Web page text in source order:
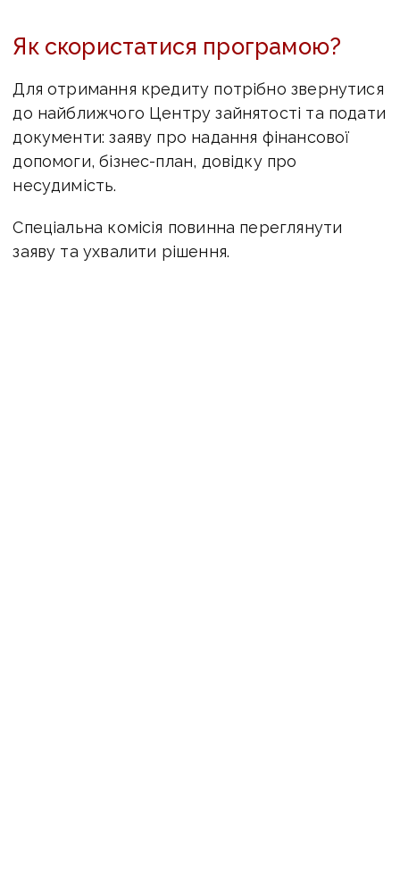
Як скористатися програмою?
Для отримання кредиту потрібно звернутися
до найближчого Центру зайнятості та подати
документи: заяву про надання фінансової
допомоги, бізнес-план, довідку про
несудимість.
Спеціальна комісія повинна переглянути
заяву та ухвалити рішення.